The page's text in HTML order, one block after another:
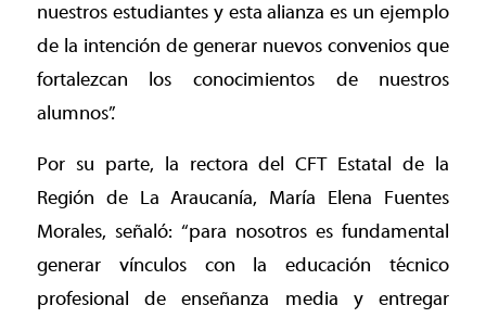
nuestros estudiantes y esta alianza es un ejemplo
de la intención de generar nuevos convenios que
fortalezcan los conocimientos de nuestros
alumnos”.
Por su parte, la rectora del CFT Estatal de la
Región de La Araucanía, María Elena Fuentes
Morales, señaló: “para nosotros es fundamental
generar vínculos con la educación técnico
profesional de enseñanza media y entregar